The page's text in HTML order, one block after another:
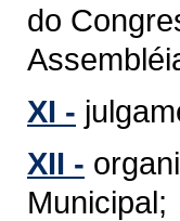
do
XI -
XII -
Municipal;